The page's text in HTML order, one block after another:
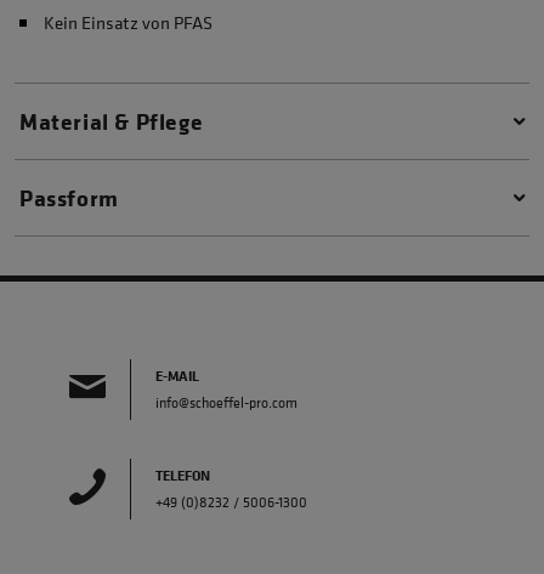
Kein Einsatz von PFAS
Material & Pflege
Passform
E-MAIL
info@schoeffel-pro.com
TELEFON
+49 (0)8232 / 5006-1300